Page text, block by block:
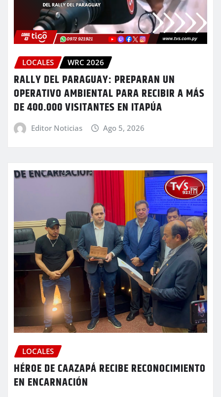
LOCALES WRC 2026
RALLY DEL PARAGUAY: PREPARAN UN
OPERATIVO AMBIENTAL PARA RECIBIR A MÁS
DE 400.000 VISITANTES EN ITAPÚA
Editor Noticias Ago 5, 2026
LOCALES
HÉROE DE CAAZAPÁ RECIBE RECONOCIMIENTO
EN ENCARNACIÓN